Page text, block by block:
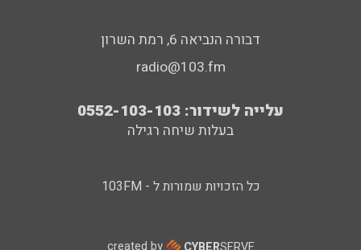
דבורה הנביאה 6, רמת השרון
radio@103.fm
עלייה לשידור: 0552-103-103
בעלות שיחה רגילה
כל הזכויות שמורות ל - 103FM
created by